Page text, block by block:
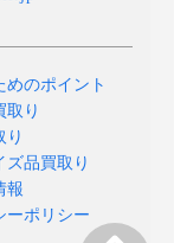
めのポイント
取り
り
ズ品買取り
報
ーポリシー